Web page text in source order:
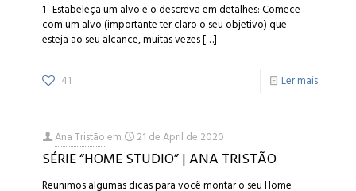
1- Estabeleça um alvo e o descreva em detalhes: Comece
com um alvo (importante ter claro o seu objetivo) que
esteja ao seu alcance, muitas vezes[…]
41 Ler mais
Ana Tristãoem 21 de April de 2020
SÉRIE “HOME STUDIO” | ANA TRISTÃO
Reunimos algumas dicas para você montar o seu Home